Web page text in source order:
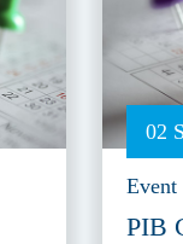
02
Event
PIB